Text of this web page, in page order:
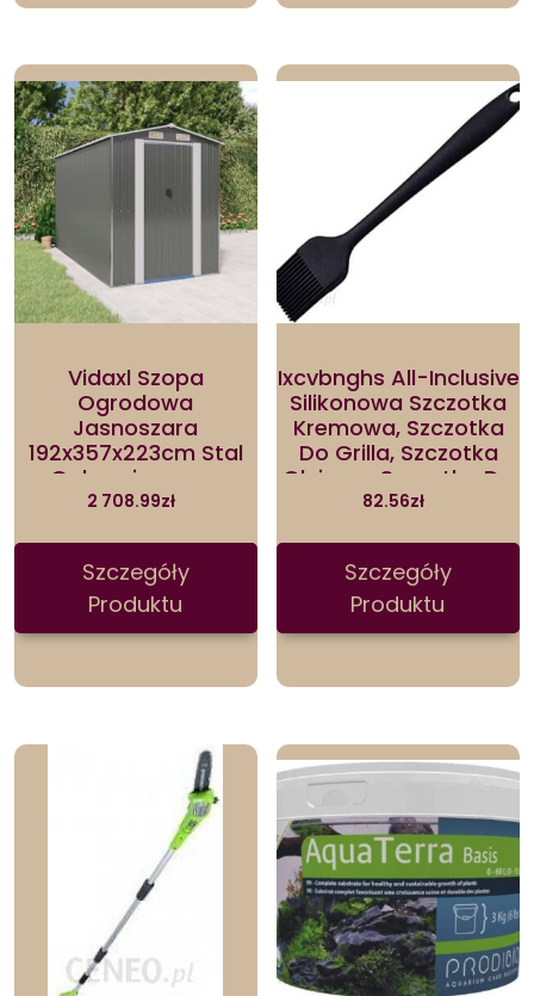
Vidaxl Szopa
Ogrodowa
Jasnoszara
192x357x223cm Stal
Galwanizowana
2 708.99zł
Szczegóły
Produktu
Ixcvbnghs All-Inclusive
Silikonowa Szczotka
Kremowa, Szczotka
Do Grilla, Szczotka
Olejowa, Szczotka Do
Użytku Na Zewnątrz I
82.56zł
Szczegóły
Produktu